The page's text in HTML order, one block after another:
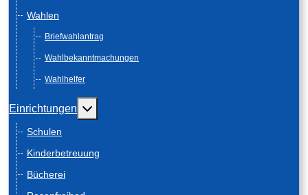
Wahlen
Briefwahlantrag
Wahlbekanntmachungen
Wahlhelfer
Einrichtungen Weitere Informationen: Einrichtungen
Schulen
Kinderbetreuung
Bücherei